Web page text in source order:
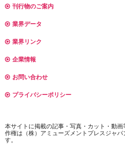
刊行物のご案内
業界データ
業界リンク
企業情報
お問い合わせ
プライバシーポリシー
本サイトに掲載の記事・写真・カット・動
作権は（株）アミューズメントプレスジャ
す。